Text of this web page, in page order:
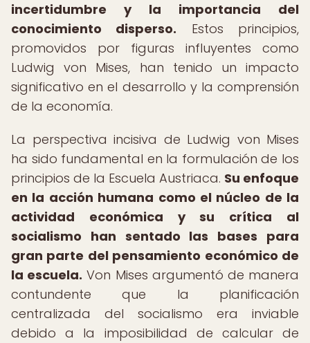
incertidumbre y la importancia del
conocimiento disperso. Estos principios,
promovidos por figuras influyentes como
Ludwig von Mises, han tenido un impacto
significativo en el desarrollo y la comprensión
de la economía.
La perspectiva incisiva de Ludwig von Mises
ha sido fundamental en la formulación de los
principios de la Escuela Austriaca. Su enfoque
en la acción humana como el núcleo de la
actividad económica y su crítica al
socialismo han sentado las bases para
gran parte del pensamiento económico de
la escuela. Von Mises argumentó de manera
contundente que la planificación
centralizada del socialismo era inviable
debido a la imposibilidad de calcular de